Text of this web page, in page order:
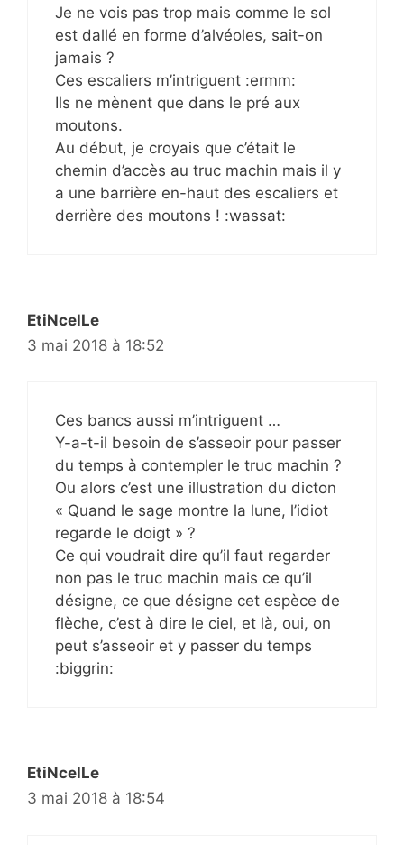
Je ne vois pas trop mais comme le sol
est dallé en forme d’alvéoles, sait-on
jamais ?
Ces escaliers m’intriguent :ermm:
Ils ne mènent que dans le pré aux
moutons.
Au début, je croyais que c’était le
chemin d’accès au truc machin mais il y
a une barrière en-haut des escaliers et
derrière des moutons ! :wassat:
EtiNcelLe
3 mai 2018 à 18:52
Ces bancs aussi m’intriguent …
Y-a-t-il besoin de s’asseoir pour passer
du temps à contempler le truc machin ?
Ou alors c’est une illustration du dicton
« Quand le sage montre la lune, l’idiot
regarde le doigt » ?
Ce qui voudrait dire qu’il faut regarder
non pas le truc machin mais ce qu’il
désigne, ce que désigne cet espèce de
flèche, c’est à dire le ciel, et là, oui, on
peut s’asseoir et y passer du temps
:biggrin:
EtiNcelLe
3 mai 2018 à 18:54